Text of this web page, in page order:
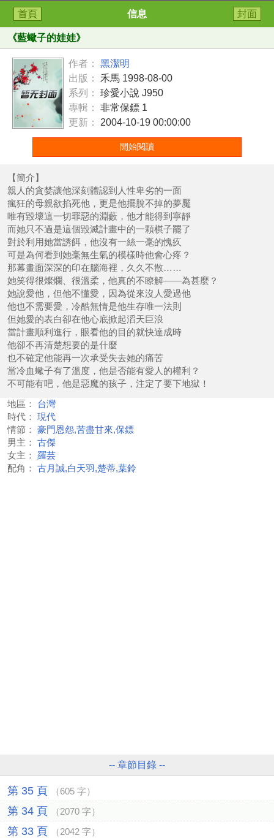
首頁 信息 封面
《藍蠍子的娃娃》
作者：
黑潔明
出版：
禾馬 1998-08-00
系列：
珍愛小說 J950
專輯：
非常保鏢 1
更新：
2004-10-19 00:00:00
開始閱讀
【簡介】
親人的貪婪讓他深刻體認到人性卑劣的一面
瘋狂的母親欲掐死他，更是他擺脫不掉的夢魘
唯有毀壞這一切罪惡的淵藪，他才能得到寧靜
而她只不過是這個毀滅計畫中的一顆棋子罷了
對於利用她當誘餌，他沒有一絲一毫的愧疚
可是為何看到她毫無生氣的模樣時他會心疼？
那幕畫面深深的印在腦海裡，久久不散……
她笑得很燦爛、很溫柔，他真的不瞭解——為甚麼？
她說愛他，但他不懂愛，因為從來沒人愛過他
他也不需要愛，冷酷無情是他生存唯一法則
但她愛的表白卻在他心底掀起滔天巨浪
當計畫順利進行，眼看他的目的就快達成時
他卻不再清楚想要的是什麼
也不確定他能再一次承受失去她的痛苦
當冷血蠍子有了溫度，他是否能有愛人的權利？
不可能有吧，他是惡魔的孩子，注定了要下地獄！
地區：
台灣
時代：
現代
情節：
豪門恩怨,苦盡甘來,保鏢
男主：
古傑
女主：
羅芸
配角：
古月誠,白天羽,楚蒂,葉鈴
-- 章節目錄 --
第 35 頁 （605 字）
第 34 頁 （2070 字）
第 33 頁 （2042 字）